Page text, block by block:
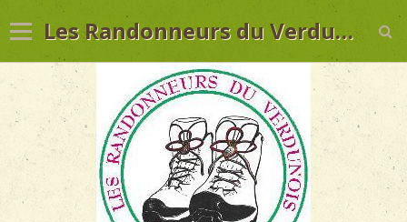
Les Randonneurs du Verdunois